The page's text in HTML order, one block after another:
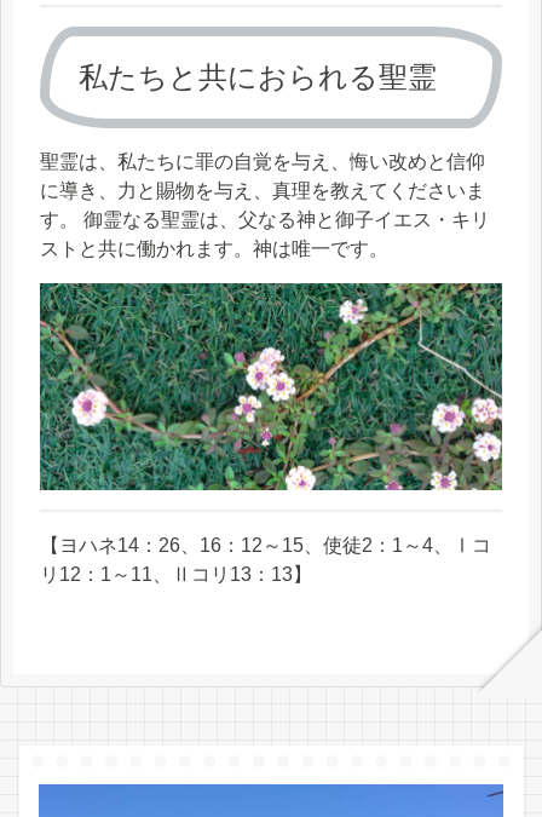
私たちと共におられる聖霊
聖霊は、私たちに罪の自覚を与え、悔い改めと信仰
に導き、力と賜物を与え、真理を教えてくださいま
す。 御霊なる聖霊は、父なる神と御子イエス・キリ
ストと共に働かれます。神は唯一です。
【ヨハネ14：26、16：12～15、使徒2：1～4、Ⅰコ
リ12：1～11、Ⅱコリ13：13】